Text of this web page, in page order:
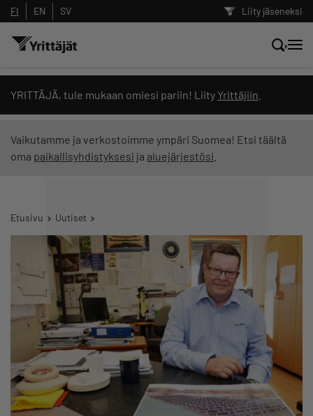
Liity jäseneksi
FI EN SV
YRITTÄJÄ, tule mukaan omiesi pariin! Liity Yrittäjiin
Vaikutamme ja verkostoimme ympäri Suomea! Etsi täältä
oma paikallisyhdistyksesi ja aluejärjestösi
Etusivu Uutiset
Hae sivustolta tai kysy suoraan
Yrittäjien tekoälyltä
Suodata hakutuloksia: näytä kaikki sisältö